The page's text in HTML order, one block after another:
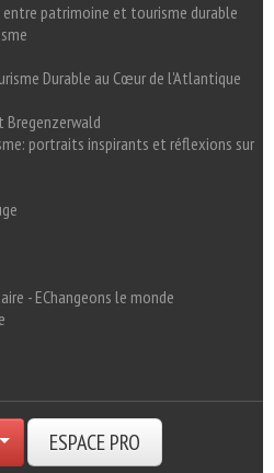
patrimoine et tourisme durable
Durable au Cœur de l'Atlantique
Bregenzerwald
portraits inspirants et réflexions sur
- EChangeons le monde
ESPACE PRO